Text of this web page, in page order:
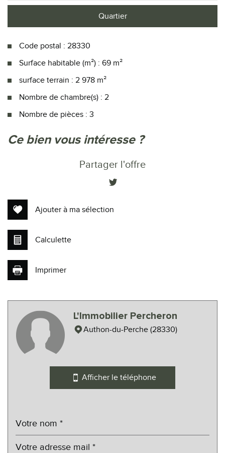
Quartier
Code postal : 28330
Surface habitable (m²) : 69 m²
surface terrain : 2 978 m²
Nombre de chambre(s) : 2
Nombre de pièces : 3
la ville de la bazoche-gouet (28330)
École primaire
Bureau de poste
statistiques
Propriétaires (vs. locataires)
Taxe habitation
ce bien vous intéresse ?
Partager l'offre
Ajouter à ma sélection
Calculette
Imprimer
L'Immobilier Percheron
Authon-du-Perche (28330)
Afficher le téléphone